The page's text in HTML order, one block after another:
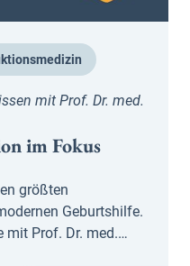
mit Prof. Dr. med.
im Fokus
größten
Geburtshilfe.
mit Prof. Dr. med.…